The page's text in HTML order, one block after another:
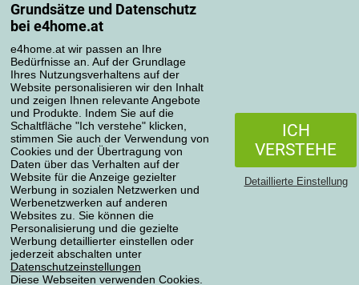
Grundsätze und Datenschutz
bei e4home.at
e4home.at wir passen an Ihre
Bedürfnisse an. Auf der Grundlage
Ihres Nutzungsverhaltens auf der
Website personalisieren wir den Inhalt
und zeigen Ihnen relevante Angebote
und Produkte. Indem Sie auf die
Schaltfläche "Ich verstehe" klicken,
stimmen Sie auch der Verwendung von
Cookies und der Übertragung von
Daten über das Verhalten auf der
Website für die Anzeige gezielter
Werbung in sozialen Netzwerken und
Werbenetzwerken auf anderen
Websites zu. Sie können die
Personalisierung und die gezielte
Werbung detaillierter einstellen oder
jederzeit abschalten unter
Datenschutzeinstellungen
Diese Webseiten verwenden Cookies.
ICH
VERSTEHE
Detaillierte Einstellung
Einfach mehr wissen
Richtlinien zur Verarbeitung von Bewertungen
Transportarten
Zahlungsmethoden
Datenschutzerklärung